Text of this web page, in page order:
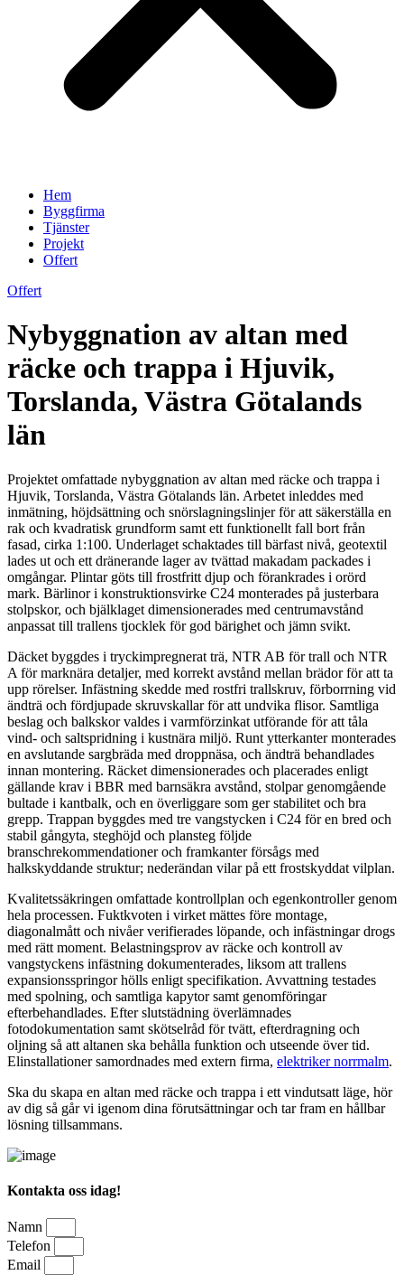
Hem
Byggfirma
Tjänster
Projekt
Offert
Offert
Nybyggnation av altan med
räcke och trappa i Hjuvik,
Torslanda, Västra Götalands
län
Projektet omfattade nybyggnation av altan med räcke och trappa i
Hjuvik, Torslanda, Västra Götalands län. Arbetet inleddes med
inmätning, höjdsättning och snörslagningslinjer för att säkerställa en
rak och kvadratisk grundform samt ett funktionellt fall bort från
fasad, cirka 1:100. Underlaget schaktades till bärfast nivå, geotextil
lades ut och ett dränerande lager av tvättad makadam packades i
omgångar. Plintar göts till frostfritt djup och förankrades i orörd
mark. Bärlinor i konstruktionsvirke C24 monterades på justerbara
stolpskor, och bjälklaget dimensionerades med centrumavstånd
anpassat till trallens tjocklek för god bärighet och jämn svikt.
Däcket byggdes i tryckimpregnerat trä, NTR AB för trall och NTR
A för marknära detaljer, med korrekt avstånd mellan brädor för att ta
upp rörelser. Infästning skedde med rostfri trallskruv, förborrning vid
ändträ och fördjupade skruvskallar för att undvika flisor. Samtliga
beslag och balkskor valdes i varmförzinkat utförande för att tåla
vind- och saltspridning i kustnära miljö. Runt ytterkanter monterades
en avslutande sargbräda med droppnäsa, och ändträ behandlades
innan montering. Räcket dimensionerades och placerades enligt
gällande krav i BBR med barnsäkra avstånd, stolpar genomgående
bultade i kantbalk, och en överliggare som ger stabilitet och bra
grepp. Trappan byggdes med tre vangstycken i C24 för en bred och
stabil gångyta, steghöjd och plansteg följde
branschrekommendationer och framkanter försågs med
halkskyddande struktur; nederändan vilar på ett frostskyddat vilplan.
Kvalitetssäkringen omfattade kontrollplan och egenkontroller genom
hela processen. Fuktkvoten i virket mättes före montage,
diagonalmått och nivåer verifierades löpande, och infästningar drogs
med rätt moment. Belastningsprov av räcke och kontroll av
vangstyckens infästning dokumenterades, liksom att trallens
expansionsspringor hölls enligt specifikation. Avvattning testades
med spolning, och samtliga kapytor samt genomföringar
efterbehandlades. Efter slutstädning överlämnades
fotodokumentation samt skötselråd för tvätt, efterdragning och
oljning så att altanen ska behålla funktion och utseende över tid.
Elinstallationer samordnades med extern firma, elektriker norrmalm.
Ska du skapa en altan med räcke och trappa i ett vindutsatt läge, hör
av dig så går vi igenom dina förutsättningar och tar fram en hållbar
lösning tillsammans.
Kontakta oss idag!
Namn
Telefon
Email